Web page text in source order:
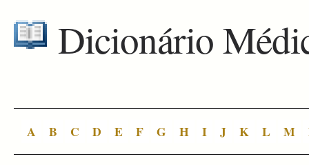
Dicionário
A B C D E F G H I J K L M